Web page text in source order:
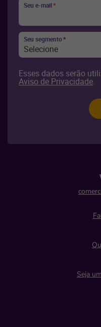
Seu e-mail*
Seu segmento*
Selecione
Esses dados serão
Aviso de Privacidade.
Seja